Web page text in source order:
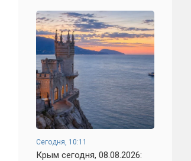
Сегодня, 10:11
Крым сегодня, 08.08.2026: